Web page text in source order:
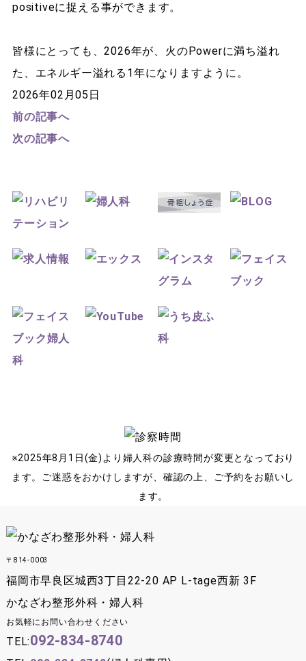
positiveに捉える事ができます。
皆様にとっても、2026年が、火のPowerに満ち溢れ
た、エネルギー溢れる1年になりますように。
2026年02月05日
前の記事へ
次の記事へ
※2025年8月1日(金)より婦人科の診療時間が変更となっており
ます。ご迷惑をおかけしますが、確認の上、ご予約をお願いし
ます。
〒814-0003
福岡市早良区城西3丁目22-20 AP L-tage西新 3F
かなざわ整形外科・婦人科
お気軽にお問い合わせください
TEL:092-834-8740